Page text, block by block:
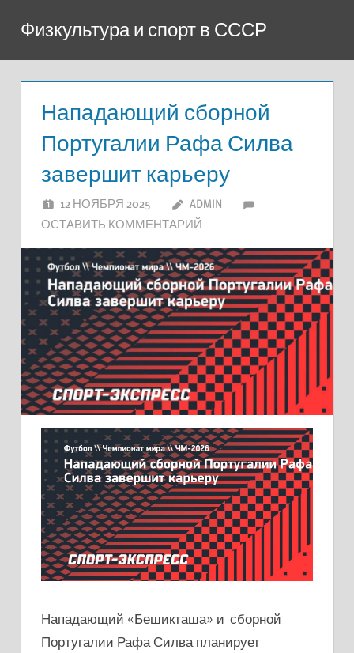
содержимому
Физкультура и спорт в СССР
Нападающий сборной
Португалии Рафа Силва
завершит карьеру
12 НОЯБРЯ 2025
ADMIN
ОСТАВИТЬ КОММЕНТАРИЙ
Нападающий «Бешикташа» и сборной
Португалии Рафа Силва планирует